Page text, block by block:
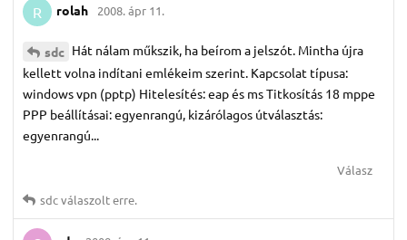
R rolah 2008. ápr 11.
sdc Hát nálam műkszik, ha beírom a jelszót. Mintha újra
kellett volna indítani emlékeim szerint. Kapcsolat típusa:
windows vpn (pptp) Hitelesítés: eap és ms Titkosítás 18 mppe
PPP beállításai: egyenrangú, kizárólagos útválasztás:
egyenrangú...
Válasz
sdcválaszolt erre.